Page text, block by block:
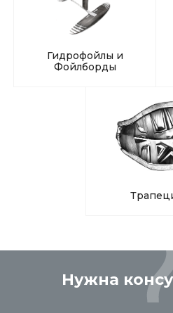
Гидрофойлы и
Фойлборды
Нужна